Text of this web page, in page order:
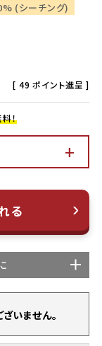
(シーチング)
[ 49 ポイント進呈 ]
！
る
いません。